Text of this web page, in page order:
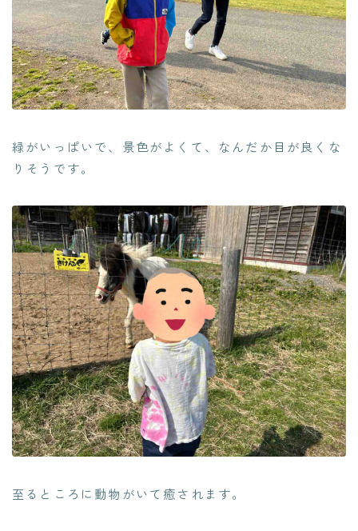
緑がいっぱいで、景色がよくて、なんだか目が良くな
りそうです。
至るところに動物がいて癒されます。